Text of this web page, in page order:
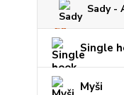
Sady -
Single
Myši